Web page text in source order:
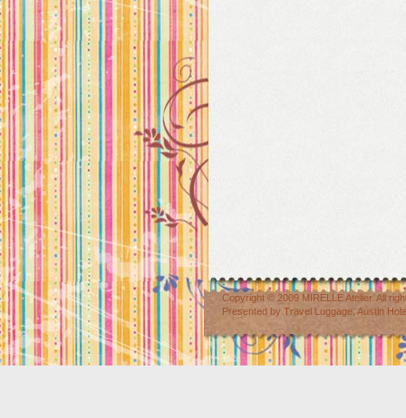
Copyright © 2009 MIRELLE Atelier. All
Presented by Travel Luggage Austin